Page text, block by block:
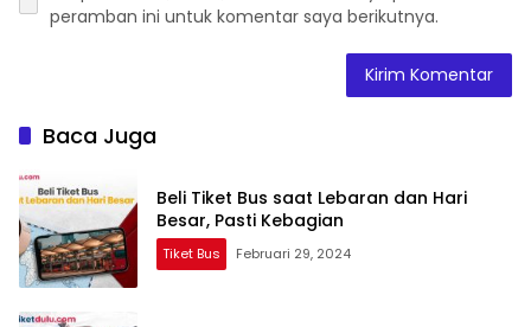
peramban ini untuk komentar saya berikutnya.
Baca Juga
Beli Tiket Bus saat Lebaran dan Hari
Besar, Pasti Kebagian
Tiket Bus Februari 29, 2024